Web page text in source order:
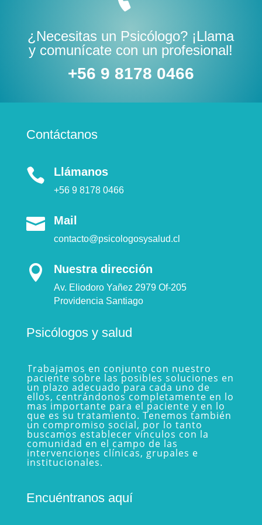
¿Necesitas un Psicólogo? ¡Llama
y comunícate con un profesional!
+56 9 8178 0466
Contáctanos
 Llámanos
+56 9 8178 0466
 Mail
contacto@psicologosysalud.cl
 Nuestra dirección
Av. Eliodoro Yañez 2979 Of-205
Providencia Santiago
Psicólogos y salud
Trabajamos en conjunto con nuestro
paciente sobre las posibles soluciones en
un plazo adecuado para cada uno de
ellos, centrándonos completamente en lo
mas importante para el paciente y en lo
que es su tratamiento. Tenemos también
un compromiso social, por lo tanto
buscamos establecer vínculos con la
comunidad en el campo de las
intervenciones clínicas, grupales e
institucionales.
Encuéntranos aquí